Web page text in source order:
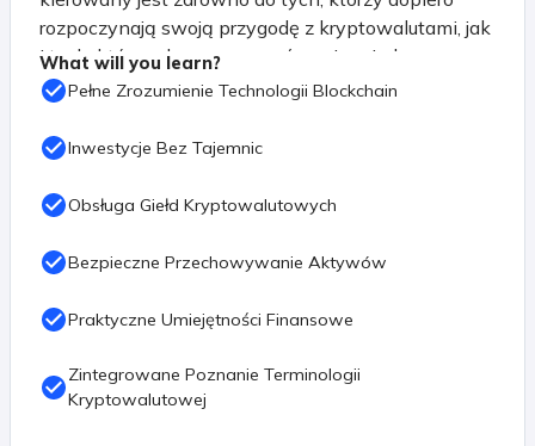
rozpoczynają swoją przygodę z kryptowalutami, jak
i tych, którzy chcą poszerzyć swoją wiedzę na
temat tej fascynującej dziedziny.
Rozpocznij podróż od podstaw, odkrywając
tajemnice blockchaina i zrozumienie, jak
technologia ta stała się fundamentem dla rewolucji
finansowej. 'Kryptowaluty dla początkujących'
przeprowadzi Cię przez różnorodne aspekty tego
świata, obejmując kryptowaluty i tokeny, od
flagowego Bitcoina (BTC) po różnorodne altcoiny.
umożliwiające świadome podejmowanie decyzji
inwestycyjnych. Zrozum, jak działa świat giełd
What will you learn?
Pełne Zrozumienie Technologii Blockchain
Inwestycje Bez Tajemnic
Obsługa Giełd Kryptowalutowych
Bezpieczne Przechowywanie Aktywów
Praktyczne Umiejętności Finansowe
Zintegrowane Poznanie Terminologii
Kryptowalutowej